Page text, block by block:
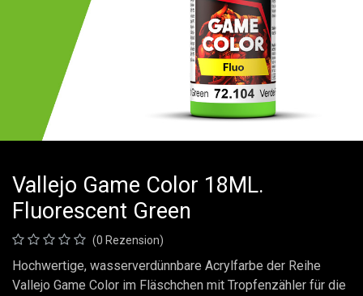
Vallejo Game Color 18ML.
Fluorescent Green
(0 Rezension)
Hochwertige, wasserverdünnbare Acrylfarbe der Reihe
Vallejo Game Color im Fläschchen mit Tropfenzähler für die